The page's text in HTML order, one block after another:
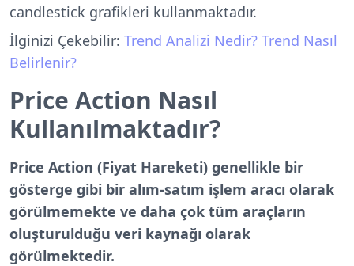
candlestick grafikleri kullanmaktadır.
İlginizi Çekebilir: Trend Analizi Nedir? Trend Nasıl
Belirlenir?
Price Action Nasıl
Kullanılmaktadır?
Price Action (Fiyat Hareketi) genellikle bir
gösterge gibi bir alım-satım işlem aracı olarak
görülmemekte ve daha çok tüm araçların
oluşturulduğu veri kaynağı olarak
görülmektedir.